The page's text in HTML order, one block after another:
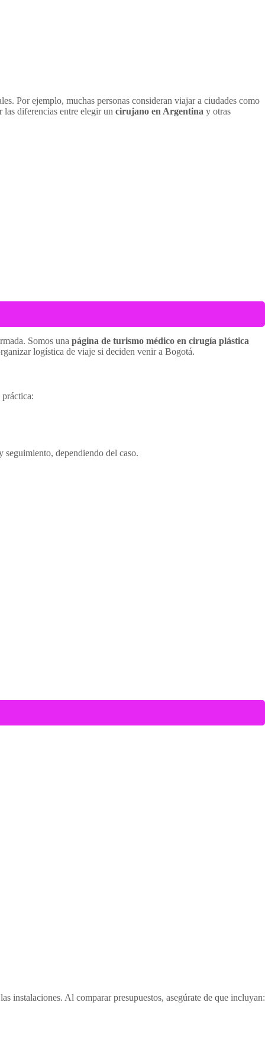
Por ejemplo, muchas personas consideran viajar a ciudades como
diferencias entre elegir un cirujano en Argentina y otras
Somos una página de turismo médico en cirugía plástica
logística de viaje si deciden venir a Bogotá.
seguimiento, dependiendo del caso.
instalaciones. Al comparar presupuestos, asegúrate de que incluyan: